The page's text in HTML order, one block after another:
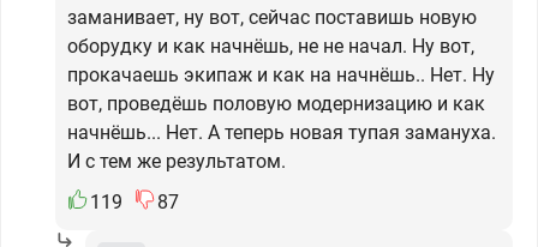
заманивает, ну вот, сейчас поставишь новую
оборудку и как начнёшь, не не начал. Ну вот,
прокачаешь экипаж и как на начнёшь.. Нет. Ну
вот, проведёшь половую модернизацию и как
начнёшь... Нет. А теперь новая тупая замануха.
И с тем же результатом.
119
87